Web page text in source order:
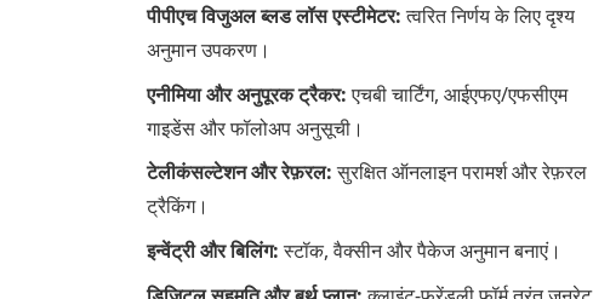
पीपीएच विजुअल ब्लड लॉस एस्टीमेटर:त्वरित निर्णय के लिए दृश्य
अनुमान उपकरण।
एनीमिया और अनुपूरक ट्रैकर:एचबी चार्टिंग, आईएफए/एफसीएम
गाइडेंस और फॉलोअप अनुसूची।
टेलीकंसल्टेशन और रेफ़रल:सुरक्षित ऑनलाइन परामर्श और रेफ़रल
ट्रैकिंग।
इन्वेंट्री और बिलिंग:स्टॉक, वैक्सीन और पैकेज अनुमान बनाएं।